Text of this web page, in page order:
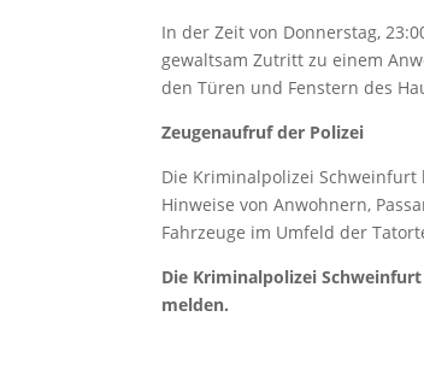
In der Zeit von Donnerstag,
gewaltsam Zutritt zu einem
den Türen und Fenstern des
Zeugenaufruf der Polizei
Die Kriminalpolizei
Hinweise von Anwohnern,
Fahrzeuge im Umfeld der
Die Kriminalpolizei
melden.